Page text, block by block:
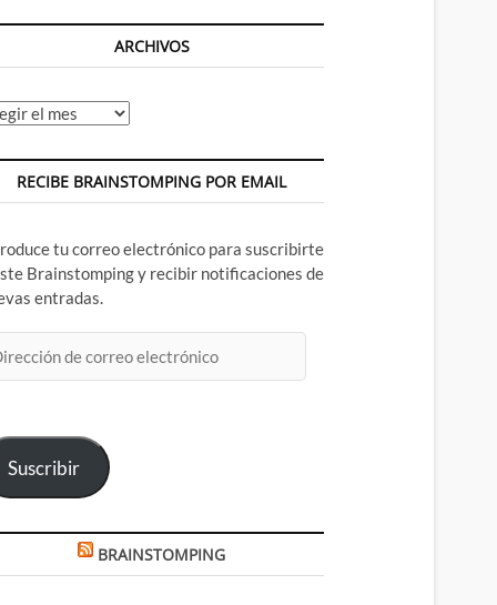
ARCHIVOS
RECIBE BRAINSTOMPING POR EMAIL
tu correo electrónico para suscribirte
Brainstomping y recibir notificaciones de
entradas.
Suscribir
BRAINSTOMPING